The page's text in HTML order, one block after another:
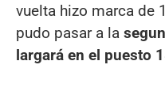
vuelta hizo marca de
pudo pasar a la
largará en el puesto